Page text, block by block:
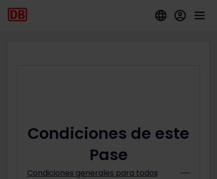
Condiciones de este
Pase
Condiciones generales para todos